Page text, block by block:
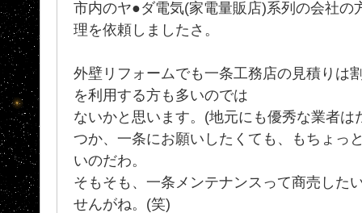
市内のヤ●ダ電気(家電量販店)系列の会社の
理を依頼しましたさ。
外壁リフォームでも一条工務店の見積りは
を利用する方も多いのでは
ないかと思います。(地元にも優秀な業者は
つか、一条にお願いしたくても、もちょっ
いのだわ。
そもそも、一条メンテナンスって商売した
せんがね。(笑)